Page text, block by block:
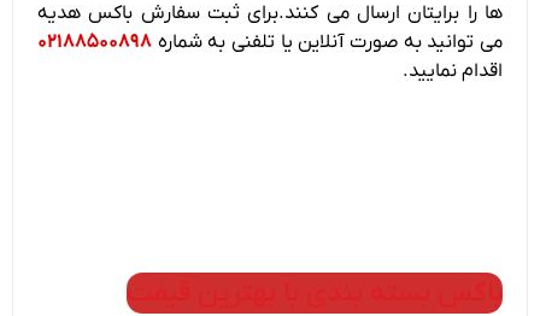
ها را برایتان ارسال می کنند.برای ثبت سفارش باکس هدیه
می توانید به صورت آنلاین یا تلفنی به شماره ۰۲۱۸۸۵۰۰۸۹۸
اقدام نمایید.
باکس بسته بندی با بهترین قیمت